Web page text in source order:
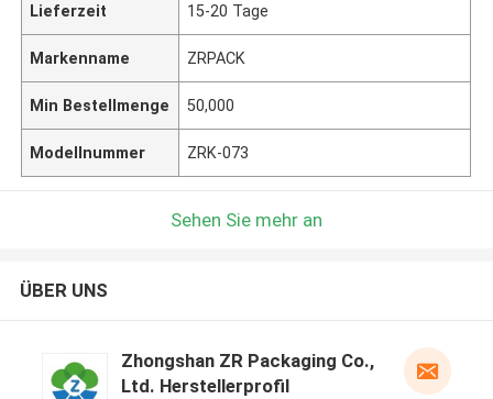
Lieferzeit 15-20 Tage
Markenname ZRPACK
Min Bestellmenge 50,000
Modellnummer ZRK-073
Sehen Sie mehr an
ÜBER UNS
Zhongshan ZR Packaging Co.,
Ltd. Herstellerprofil